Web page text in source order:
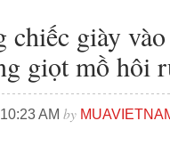
chiếc giày
giọt mồ hôi
10:23 AM by